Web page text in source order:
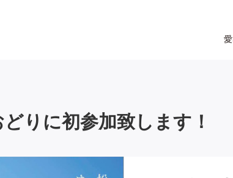
りに初参加致します！